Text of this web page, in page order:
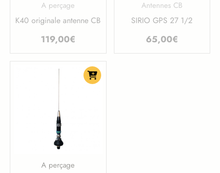
A perçage
K40 originale antenne CB
119,00€
Antennes CB
SIRIO GPS 27 1/2
65,00€
A perçage